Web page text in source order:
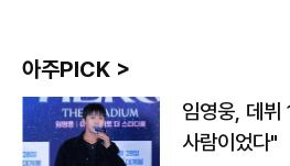
아주PICK >
임영웅, 데
사람이었다"